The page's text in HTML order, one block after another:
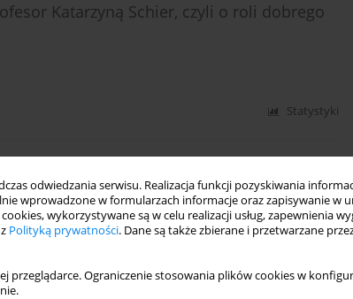
odwiedzania serwisu. Realizacja funkcji pozyskiwania
wprowadzone w formularzach informacje oraz zapisywanie w
wykorzystywane są w celu realizacji usług, zapewnienia
Polityką prywatności. Dane są także zbierane i przetwarzane
przeglądarce. Ograniczenie stosowania plików cookies w
Katarzyną Schier, czyli o roli dobrego
Statystyki
Gliszczyńskim „Wspólnie damy